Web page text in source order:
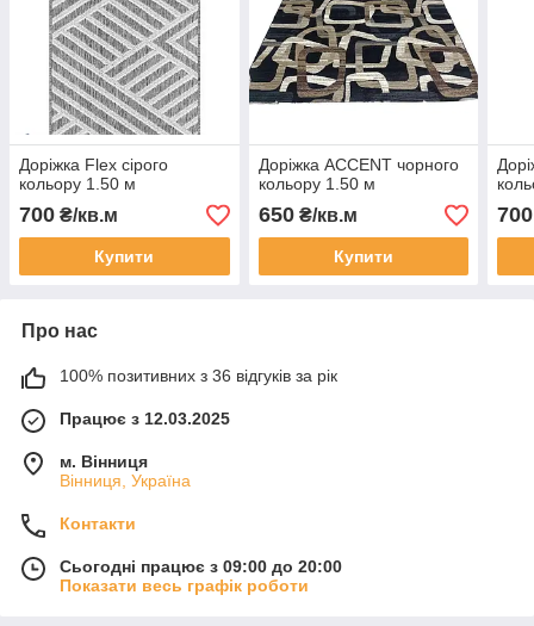
Доріжка Flex сірого
кольору 1.50 м
700 ₴/кв.м
Купити
Доріжка ACCENT чорного
кольору 1.50 м
650₴/кв.м
Купити
700
Про нас
100% позитивних з 36 відгуків за рік
Працює з 12.03.2025
м. Вінниця
Вінниця, Україна
Контакти
Сьогодні працює з 09:00 до 20:00
Показати весь графік роботи